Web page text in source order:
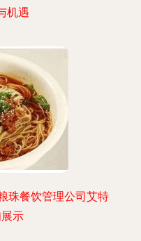
机遇
珠餐饮管理公司艾特
示